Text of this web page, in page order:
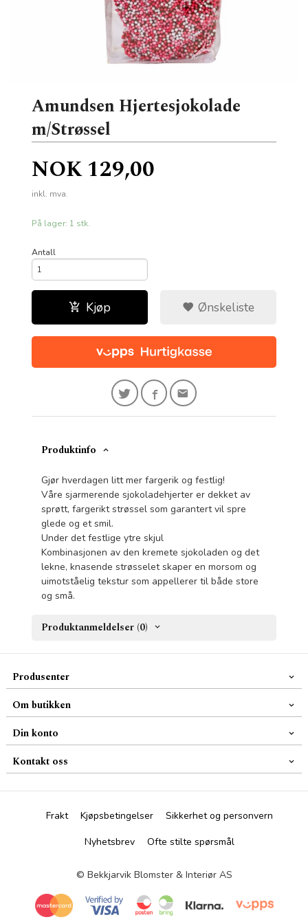
Amundsen Hjertesjokolade
m/Strøssel
Pris
NOK129,00
inkl. mva.
På lager: 1 stk.
Antall
Kjøp Ønskeliste
Produktinfo
Gjør hverdagen litt mer fargerik og festlig!
Våre sjarmerende sjokoladehjerter er dekket av
sprøtt, fargerikt strøssel som garantert vil spre
glede og et smil.
Under det festlige ytre skjul
Kombinasjonen av den kremete sjokoladen og det
lekne, knasende strøsselet skaper en morsom og
uimotståelig tekstur som appellerer til både store
og små.
Produktanmeldelser (0)
Produsenter
Om butikken
Din konto
Kontakt oss
Frakt Kjøpsbetingelser
Sikkerhet og personvern
Nyhetsbrev
Ofte stilte spørsmål
© Bekkjarvik Blomster & Interiør AS